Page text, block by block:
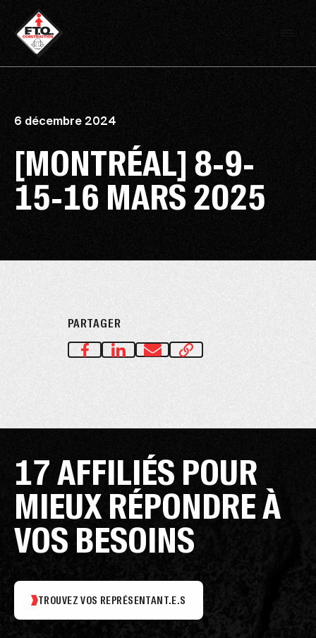
6 décembre 2024
[MONTRÉAL] 8-9-
15-16 MARS 2025
PARTAGER
17 AFFILIÉS POUR
MIEUX RÉPONDRE À
VOS BESOINS
TROUVEZ VOS REPRÉSENTANT.E.S